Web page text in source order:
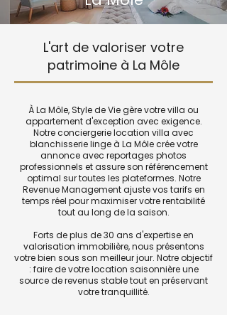
L'art de valoriser votre
patrimoine à La Môle
À La Môle, Style de Vie gère votre villa ou
appartement d'exception avec exigence.
Notre conciergerie location villa avec
blanchisserie linge à La Môle crée votre
annonce avec reportages photos
professionnels et assure son référencement
optimal sur toutes les plateformes. Notre
Revenue Management ajuste vos tarifs en
temps réel pour maximiser votre rentabilité
tout au long de la saison.
Forts de plus de 30 ans d'expertise en
valorisation immobilière, nous présentons
votre bien sous son meilleur jour. Notre objectif
: faire de votre location saisonnière une
source de revenus stable tout en préservant
votre tranquillité.